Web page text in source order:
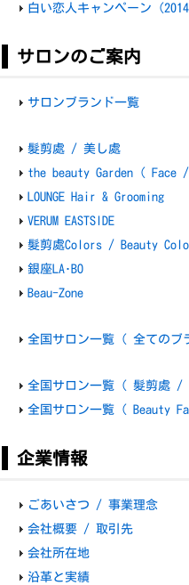
白い恋人キャンペーン（2014
サロンのご案内
サロンブランド一覧
髮剪處 / 美し處
the beauty Garden (
LOUNGE Hair & Grooming
VERUM EASTSIDE
髮剪處Colors / Beauty
銀座LA･BO
Beau-Zone
全国サロン一覧 ( 全てのブ
全国サロン一覧 ( 髮剪處 /
全国サロン一覧 ( Beauty
企業情報
ごあいさつ / 事業理念
会社概要 / 取引先
会社所在地
沿革と実績